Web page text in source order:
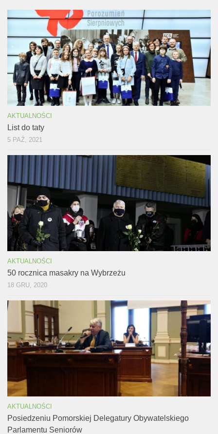
AKTUALNOŚCI
List do taty
5 PAŹ, 2021
AKTUALNOŚCI
50 rocznica masakry na Wybrzeżu
18 GRU, 2020
AKTUALNOŚCI
Posiedzeniu Pomorskiej Delegatury Obywatelskiego
Parlamentu Seniorów